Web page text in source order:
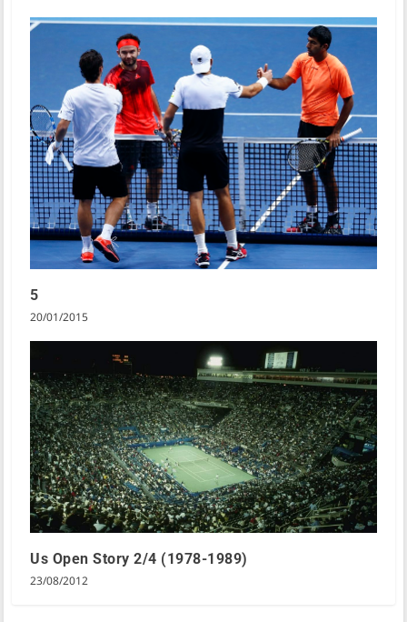
5
20/01/2015
Us Open Story 2/4 (1978-1989)
23/08/2012